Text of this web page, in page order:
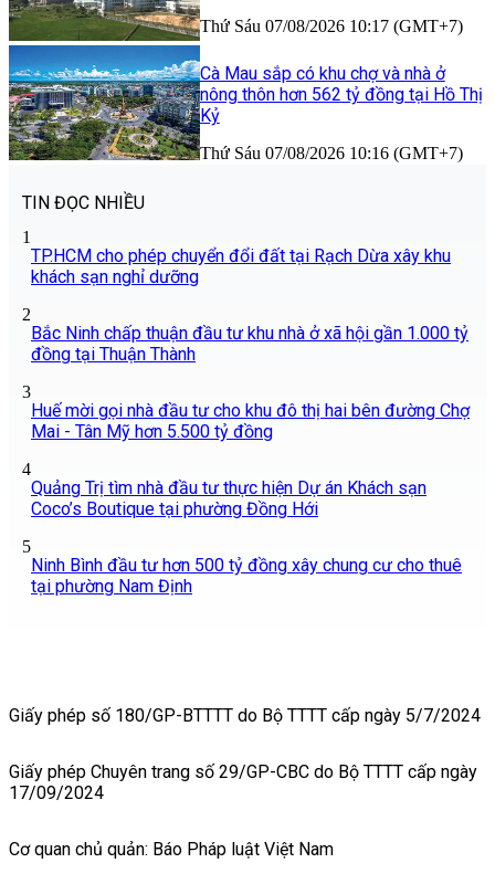
Thứ Sáu 07/08/2026 10:17 (GMT+7)
Cà Mau sắp có khu chợ và nhà ở
nông thôn hơn 562 tỷ đồng tại Hồ Thị
Kỷ
Thứ Sáu 07/08/2026 10:16 (GMT+7)
TIN ĐỌC NHIỀU
1
TP.HCM cho phép chuyển đổi đất tại Rạch Dừa xây khu
khách sạn nghỉ dưỡng
2
Bắc Ninh chấp thuận đầu tư khu nhà ở xã hội gần 1.000 tỷ
đồng tại Thuận Thành
3
Huế mời gọi nhà đầu tư cho khu đô thị hai bên đường Chợ
Mai - Tân Mỹ hơn 5.500 tỷ đồng
4
Quảng Trị tìm nhà đầu tư thực hiện Dự án Khách sạn
Coco’s Boutique tại phường Đồng Hới
5
Ninh Bình đầu tư hơn 500 tỷ đồng xây chung cư cho thuê
tại phường Nam Định
Giấy phép số 180/GP-BTTTT do Bộ TTTT cấp ngày 5/7/2024
Giấy phép Chuyên trang số 29/GP-CBC do Bộ TTTT cấp ngày
17/09/2024
Cơ quan chủ quản: Báo Pháp luật Việt Nam